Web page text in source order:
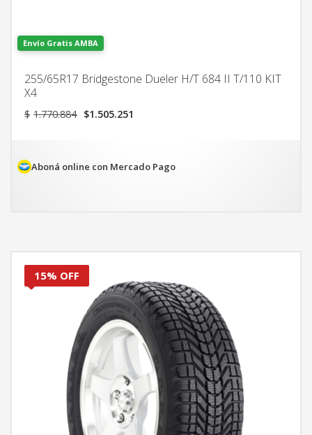
Envío Gratis AMBA
255/65R17 Bridgestone Dueler H/T 684 II T/110 KIT
X4
$ 1.770.884 El
$1.770.884.
$1.505.251
$1.505.251.
Aboná online con Mercado Pago
15% OFF